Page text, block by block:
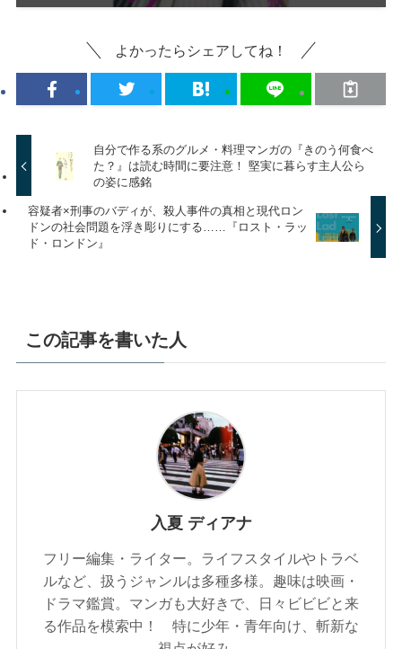
よかったらシェアしてね！
自分で作る系のグルメ・料理マンガの『きのう何食べ
た？』は読む時間に要注意！ 堅実に暮らす主人公ら
の姿に感銘
容疑者×刑事のバディが、殺人事件の真相と現代ロン
ドンの社会問題を浮き彫りにする……『ロスト・ラッ
ド・ロンドン』
この記事を書いた人
入夏 ディアナ
フリー編集・ライター。ライフスタイルやトラベ
ルなど、扱うジャンルは多種多様。趣味は映画・
ドラマ鑑賞。マンガも大好きで、日々ビビビと来
る作品を模索中！ 特に少年・青年向け、斬新な